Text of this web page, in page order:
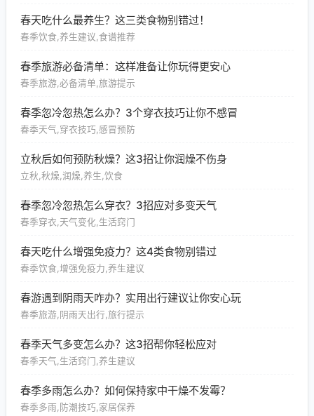
春天吃什么最养生？这三类食物别错过！
春季饮食,养生建议,食谱推荐
春季旅游必备清单：这样准备让你玩得更安心
春季旅游,必备清单,旅游提示
春季忽冷忽热怎么办？3个穿衣技巧让你不感冒
春季天气,穿衣技巧,感冒预防
立秋后如何预防秋燥？这3招让你润燥不伤身
立秋,秋燥,润燥,养生,饮食
春季忽冷忽热怎么穿衣？3招应对多变天气
春季穿衣,天气变化,生活窍门
春天吃什么增强免疫力？这4类食物别错过
春季饮食,增强免疫力,养生建议
春游遇到阴雨天咋办？实用出行建议让你安心玩
春季旅游,阴雨天出行,旅行提示
春季天气多变怎么办？这3招帮你轻松应对
春季天气,生活窍门,养生建议
春季多雨怎么办？如何保持家中干燥不发霉？
春季多雨,防潮技巧,家居保养